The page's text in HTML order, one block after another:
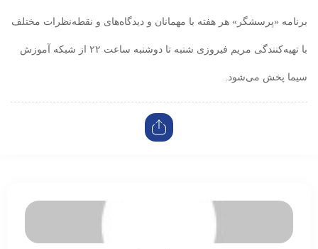
برنامه «پرسشگر» هر هفته با مهمانان و دیدگاه‌های و نقطه‌نظرات مختلف
با تهیه‌کنندگی مریم فیروزی شنبه تا دوشنبه ساعت ۲۲ از شبکه آموزش
سیما پخش می‌شود.